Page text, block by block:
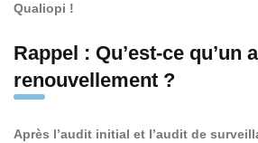
Qualiopi !
Rappel : Qu’est-ce qu’un
renouvellement ?
Après l’audit initial et l’audit de